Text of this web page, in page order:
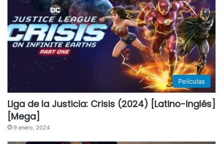
Películas
Liga de la Justicia: Crisis (2024) [Latino-Inglés]
[Mega]
9 enero, 2024